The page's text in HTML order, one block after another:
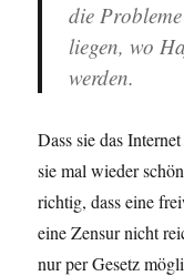
die
liegen, wo
werden.
Dass sie das
sie mal wieder
richtig, dass eine
eine Zensur nicht
nur per Gesetz